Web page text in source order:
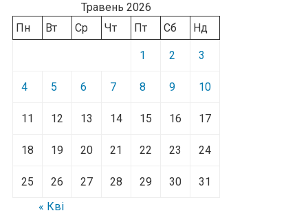
Травень 2026
Пн
Вт Ср Чт Пт Сб Нд
1 2 3
4 5 6 7 8 9 10
11 12 13 14 15 16 17
18 19 20 21 22 23 24
25 26 27 28 29 30
31
« Кві